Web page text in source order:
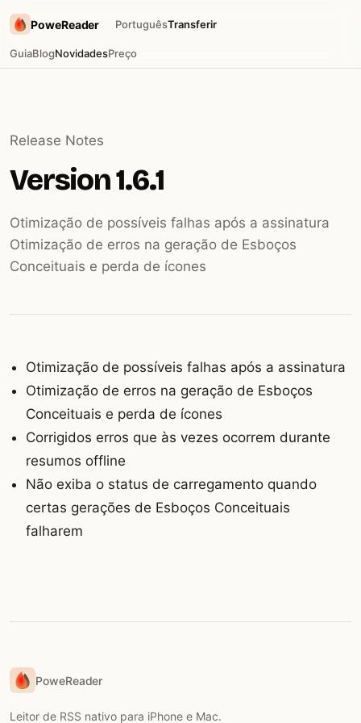
PoweReader
GuiaBlogNovidadesPreço
PortuguêsTransferir
Release Notes
Version 1.6.1
Otimização de possíveis falhas após a assinatura
Otimização de erros na geração de Esboços
Conceituais e perda de ícones
Otimização de possíveis falhas após a assinatura
Otimização de erros na geração de Esboços
Conceituais e perda de ícones
Corrigidos erros que às vezes ocorrem durante
resumos offline
Não exiba o status de carregamento quando
certas gerações de Esboços Conceituais
falharem
PoweReader
Leitor de RSS nativo para iPhone e Mac.